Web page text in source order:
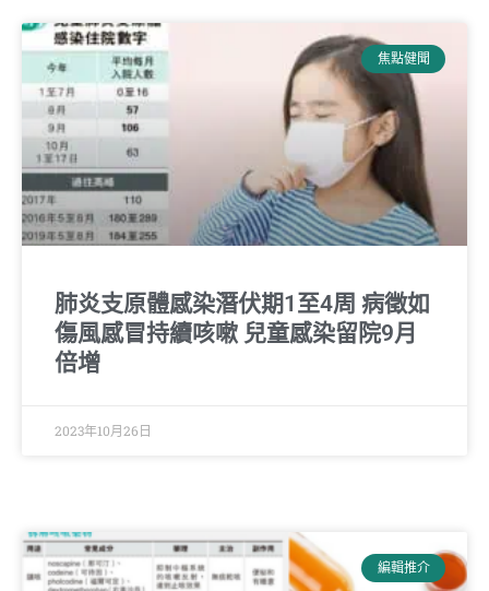
焦點健聞
肺炎支原體感染潛伏期1至4周 病徵如
傷風感冒持續咳嗽 兒童感染留院9月
倍增
2023年10月26日
編輯推介